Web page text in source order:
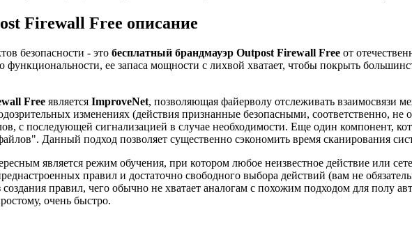
Firewall Free описание
безопасности - это бесплатный брандмауэр Outpost Firewall Free от
функциональности, ее запаса мощности с лихвой хватает, чтобы покрыть
Free является ImproveNet, позволяющая файерволу отслеживать
изменениях (действия признанные безопасными, соответственно, не
с последующей сигнализацией в случае необходимости. Еще один компонент,
Данный подход позволяет существенно сэкономить время сканирования
является режим обучения, при котором любое неизвестное действие или
правил и достаточно свободного выбора действий (вам не
правил, чего обычно не хватает аналогам с похожим подходом для полу
очень быстро.